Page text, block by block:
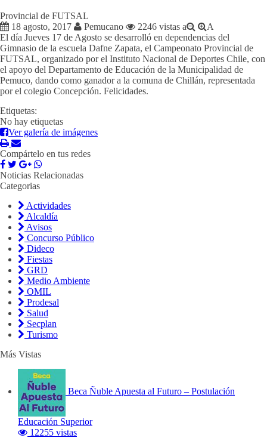
Provincial de FUTSAL
18 agosto, 2017
Pemucano 2246 vistas a
A
El día Jueves 17 de Agosto se desarrolló en dependencias del
Gimnasio de la escuela Dafne Zapata, el Campeonato Provincial de
FUTSAL, organizado por el Instituto Nacional de Deportes Chile, con
el apoyo del Departamento de Educación de la Municipalidad de
Pemuco, dando como ganador a la comuna de Chillán, representada
por el colegio Concepción. Felicidades.
Etiquetas:
No hay etiquetas
Ver galería de imágenes
Compártelo en tus redes
Noticias Relacionadas
Categorias
Actividades
Alcaldía
Avisos
Concurso Público
Dideco
Fiestas
GRD
Medio Ambiente
OMIL
Prodesal
Salud
Secplan
Turismo
Más Vistas
Beca Ñuble Apuesta al Futuro – Postulación
Educación Superior
12255 vistas